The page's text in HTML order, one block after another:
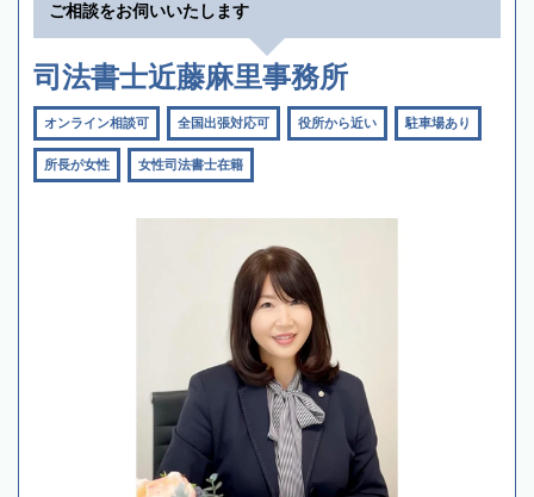
ご相談をお伺いいたします
司法書士近藤麻里事務所
オンライン相談可 全国出張対応可 役所から近い 駐車場あり
所長が女性 女性司法書士在籍